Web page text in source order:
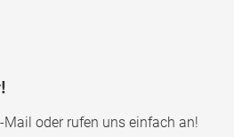
Mail oder rufen uns einfach an!